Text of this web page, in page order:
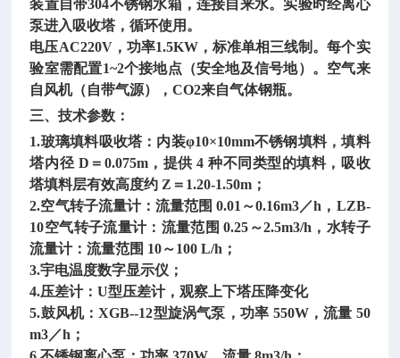
装置自带304不锈钢水箱，连接自来水。实验时经离心
泵进入吸收塔，循环使用。
电压AC220V，功率1.5KW，标准单相三线制。每个实
验室需配置1~2个接地点（安全地及信号地）。空气来
自风机（自带气源），CO2来自气体钢瓶。
三、技术参数：
1.玻璃填料吸收塔：内装φ10×10mm不锈钢填料，填料
塔内径 D＝0.075m，提供 4 种不同类型的填料，吸收
塔填料层有效高度约 Z＝1.20-1.50m；
2.空气转子流量计：流量范围 0.01～0.16m3／h，LZB-
10空气转子流量计：流量范围 0.25～2.5m3/h，水转子
流量计：流量范围 10～100 L/h；
3.宇电温度数字显示仪；
4.压差计：U型压差计，观察上下塔压降变化
5.鼓风机：XGB--12型旋涡气泵，功率 550W，流量 50
m3／h；